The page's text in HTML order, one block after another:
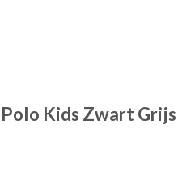
Kids Zwart Grijs